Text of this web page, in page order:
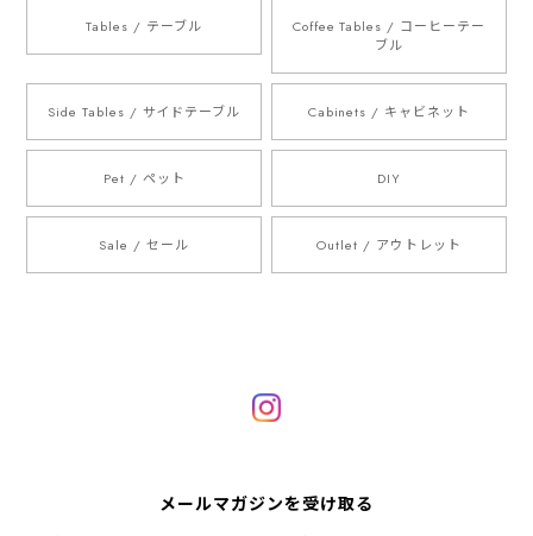
Tables / テーブル
Coffee Tables / コーヒーテー
ブル
Side Tables / サイドテーブル Cabinets / キャビネット
Pet / ペット DIY
Sale / セール Outlet / アウトレット
メールマガジンを受け取る